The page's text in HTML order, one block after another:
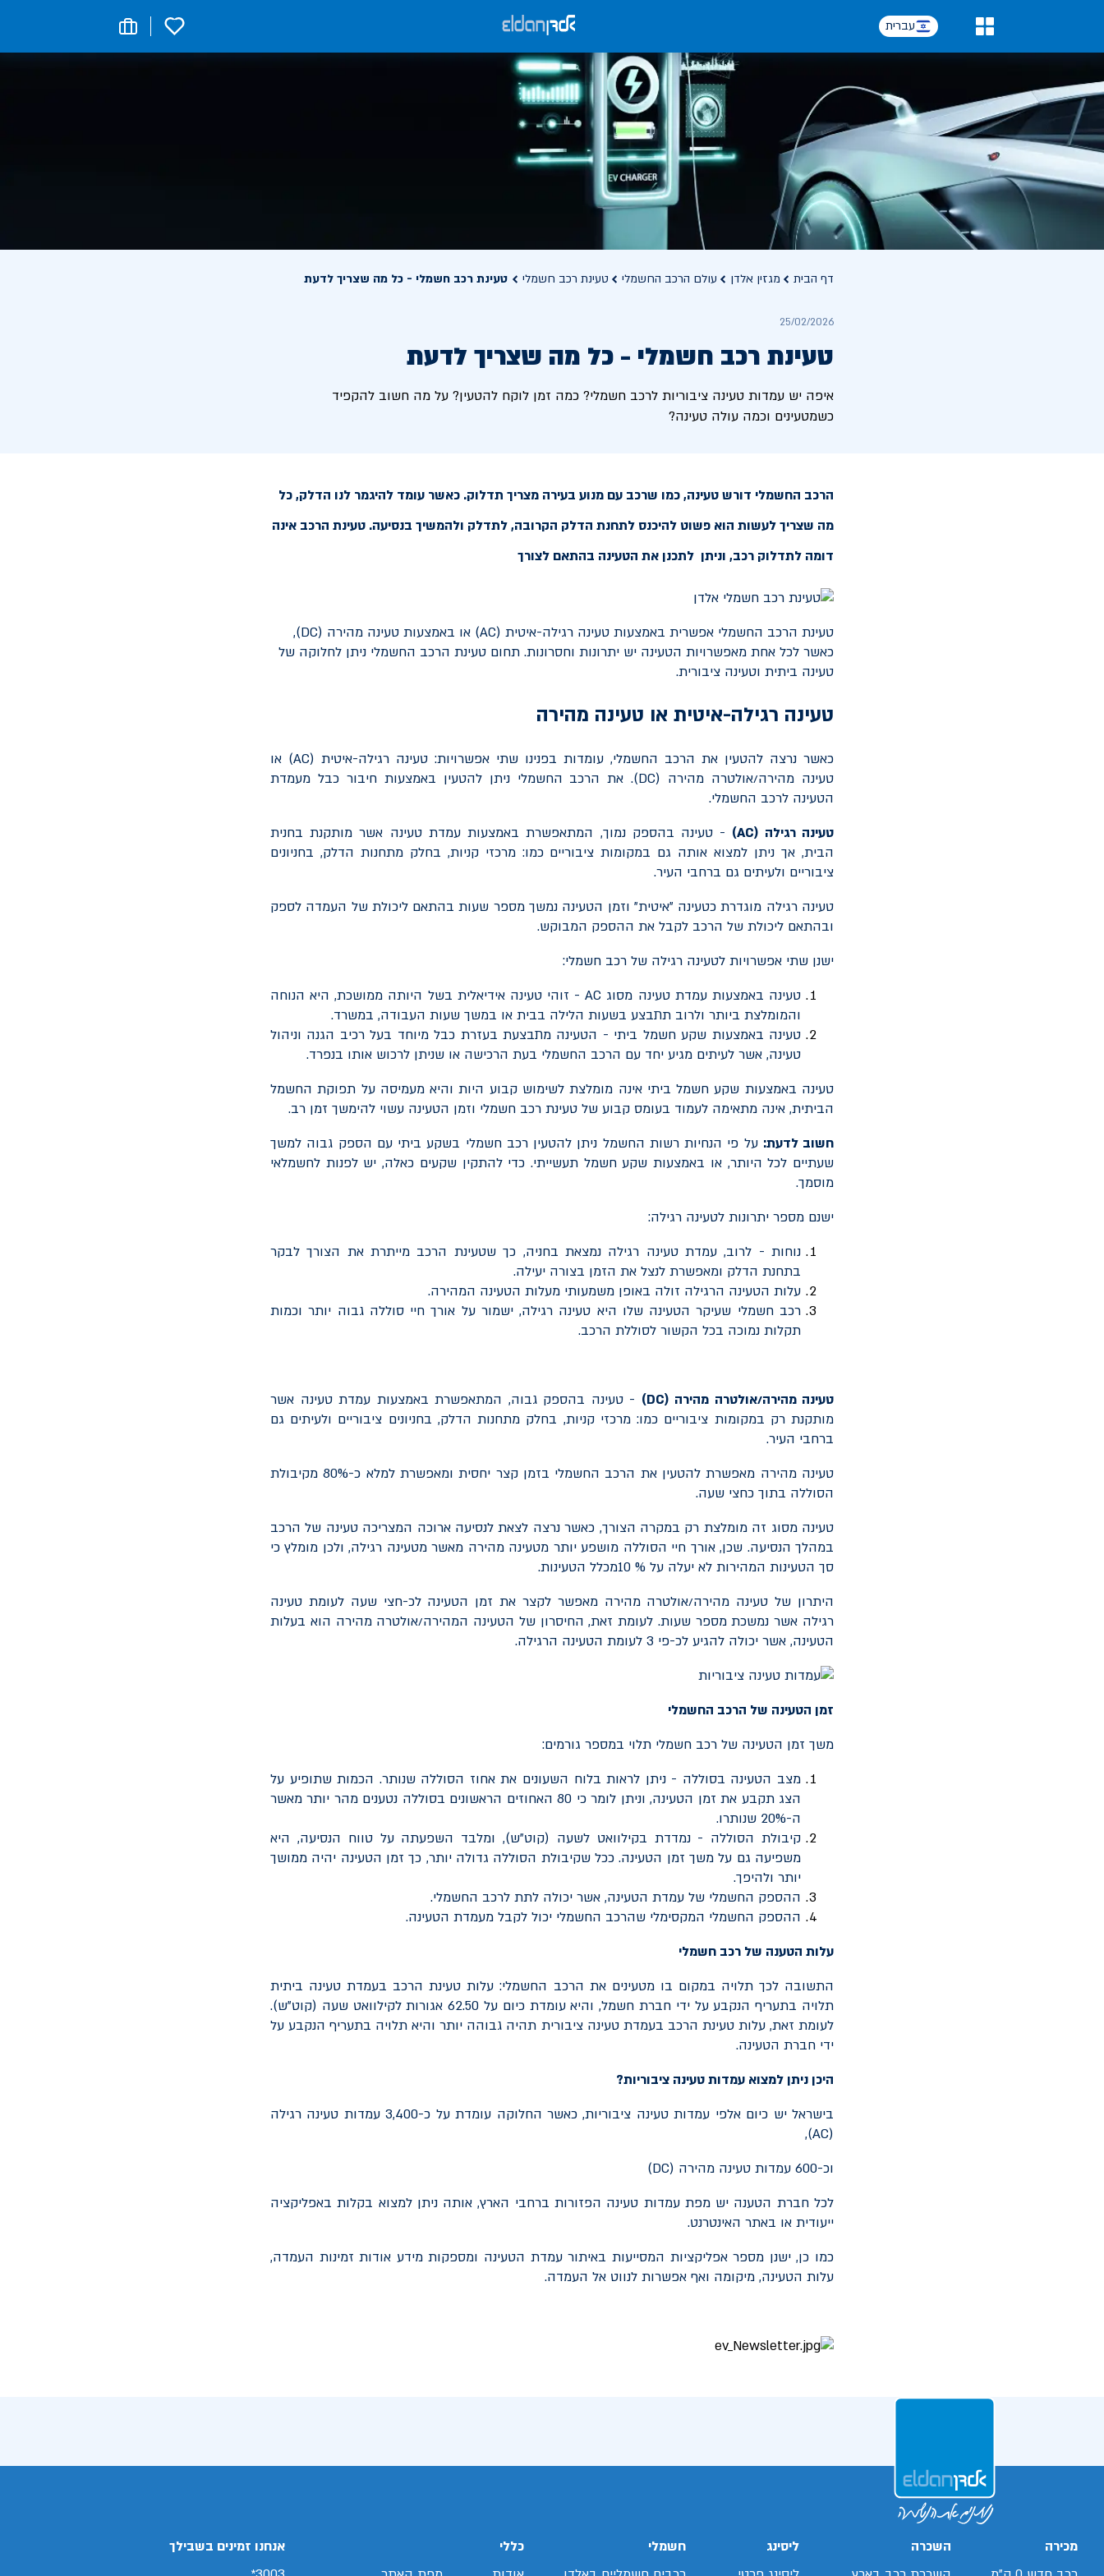
עברית 0
דף הבית מגזין אלדן עולם הרכב החשמלי טעינת רכב חשמלי טעינת רכב חשמלי - כל מה שצריך לדעת
25/02/2026
טעינת רכב חשמלי - כל מה שצריך לדעת
איפה יש עמדות טעינה ציבוריות לרכב חשמלי? כמה זמן לוקח להטעין? על מה חשוב להקפיד
כשמטעינים וכמה עולה טעינה?
הרכב החשמלי דורש טעינה, כמו שרכב עם מנוע בעירה מצריך תדלוק. כאשר עומד להיגמר לנו הדלק, כל
מה שצריך לעשות הוא פשוט להיכנס לתחנת הדלק הקרובה, לתדלק ולהמשיך בנסיעה. טעינת הרכב אינה
דומה לתדלוק רכב, וניתן לתכנן את הטעינה בהתאם לצורך
טעינת הרכב החשמלי אפשרית באמצעות טעינה רגילה-איטית (AC) או באמצעות טעינה מהירה (DC),
כאשר לכל אחת מאפשרויות הטעינה יש יתרונות וחסרונות. תחום טעינת הרכב החשמלי ניתן לחלוקה של
טעינה ביתית וטעינה ציבורית.
טעינה רגילה-איטית או טעינה מהירה
כאשר נרצה להטעין את הרכב החשמלי, עומדות בפנינו שתי אפשרויות: טעינה רגילה-איטית (AC) או
טעינה מהירה/אולטרה מהירה (DC). את הרכב החשמלי ניתן להטעין באמצעות חיבור כבל מעמדת
הטעינה לרכב החשמלי.
טעינה רגילה (AC
) - טעינה בהספק נמוך, המתאפשרת באמצעות עמדת טעינה אשר מותקנת בחנית
הבית, אך ניתן למצוא אותה גם במקומות ציבוריים כמו: מרכזי קניות, בחלק מתחנות הדלק, בחניונים
ציבוריים ולעיתים גם ברחבי העיר.
טעינה רגילה מוגדרת כטעינה "איטית" וזמן הטעינה נמשך מספר שעות בהתאם ליכולת של העמדה לספק
ובהתאם ליכולת של הרכב לקבל את ההספק המבוקש.
ישנן שתי אפשרויות לטעינה רגילה של רכב חשמלי:
טעינה באמצעות עמדת טעינה מסוג AC- זוהי טעינה אידיאלית בשל היותה ממושכת, היא הנוחה
והמומלצת ביותר ולרוב תתבצע בשעות הלילה בבית או במשך שעות העבודה, במשרד.
טעינה באמצעות שקע חשמל ביתי - הטעינה מתבצעת בעזרת כבל מיוחד בעל רכיב הגנה וניהול
טעינה, אשר לעיתים מגיע יחד עם הרכב החשמלי בעת הרכישה או שניתן לרכוש אותו בנפרד.
טעינה באמצעות שקע חשמל ביתי אינה מומלצת לשימוש קבוע היות והיא מעמיסה על תפוקת החשמל
הביתית, אינה מתאימה לעמוד בעומס קבוע של טעינת רכב חשמלי וזמן הטעינה עשוי להימשך זמן רב.
חשוב לדעת: על פי הנחיות רשות החשמל ניתן להטעין רכב חשמלי בשקע ביתי עם הספק גבוה למשך
שעתיים לכל היותר, או באמצעות שקע חשמל תעשייתי. כדי להתקין שקעים כאלה, יש לפנות לחשמלאי
מוסמך.
ישנם מספר יתרונות לטעינה רגילה:
נוחות - לרוב, עמדת טעינה רגילה נמצאת בחניה, כך שטעינת הרכב מייתרת את הצורך לבקר
בתחנת הדלק ומאפשרת לנצל את הזמן בצורה יעילה.
עלות הטעינה הרגילה זולה באופן משמעותי מעלות הטעינה המהירה.
רכב חשמלי שעיקר הטעינה שלו היא טעינה רגילה, ישמור על אורך חיי סוללה גבוה יותר וכמות
תקלות נמוכה בכל הקשור לסוללת הרכב.
טעינה מהירה/אולטרה מהירה (DC
) - טעינה בהספק גבוה, המתאפשרת באמצעות עמדת טעינה אשר
מותקנת רק במקומות ציבוריים כמו: מרכזי קניות, בחלק מתחנות הדלק, בחניונים ציבוריים ולעיתים גם
ברחבי העיר.
טעינה מהירה מאפשרת להטעין את הרכב החשמלי בזמן קצר יחסית ומאפשרת למלא כ-80% מקיבולת
הסוללה בתוך כחצי שעה.
טעינה מסוג זה מומלצת רק במקרה הצורך, כאשר נרצה לצאת לנסיעה ארוכה המצריכה טעינה של הרכב
במהלך הנסיעה. שכן, אורך חיי הסוללה מושפע יותר מטעינה מהירה מאשר מטעינה רגילה, ולכן מומלץ כי
סך הטעינות המהירות לא יעלה על % 10מכלל הטעינות.
היתרון של טעינה מהירה/אולטרה מהירה מאפשר לקצר את זמן הטעינה לכ-חצי שעה לעומת טעינה
רגילה אשר נמשכת מספר שעות. לעומת זאת, החיסרון של הטעינה המהירה/אולטרה מהירה הוא בעלות
הטעינה, אשר יכולה להגיע לכ-פי 3 לעומת הטעינה הרגילה.
זמן הטעינה של הרכב החשמלי
משך זמן הטעינה של רכב חשמלי תלוי במספר גורמים:
מצב הטעינה בסוללה - ניתן לראות בלוח השעונים את אחוז הסוללה שנותר. הכמות שתופיע על
הצג תקבע את זמן הטעינה, וניתן לומר כי 80 האחוזים הראשונים בסוללה נטענים מהר יותר מאשר
ה-20% שנותרו.
קיבולת הסוללה - נמדדת בקילוואט לשעה (קוט"ש), ומלבד השפעתה על טווח הנסיעה, היא
משפיעה גם על משך זמן הטעינה. ככל שקיבולת הסוללה גדולה יותר, כך זמן הטעינה יהיה ממושך
יותר ולהיפך.
ההספק החשמלי של עמדת הטעינה, אשר יכולה לתת לרכב החשמלי.
ההספק החשמלי המקסימלי שהרכב החשמלי יכול לקבל מעמדת הטעינה.
עלות הטענה של רכב חשמלי
התשובה לכך תלויה במקום בו מטעינים את הרכב החשמלי: עלות טעינת הרכב בעמדת טעינה ביתית
תלויה בתעריף הנקבע על ידי חברת חשמל, והיא עומדת כיום על 62.50 אגורות לקילוואט שעה (קוט"ש).
לעומת זאת, עלות טעינת הרכב בעמדת טעינה ציבורית תהיה גבוהה יותר והיא תלויה בתעריף הנקבע על
ידי חברת הטעינה.
היכן ניתן למצוא עמדות טעינה ציבוריות?
בישראל יש כיום אלפי עמדות טעינה ציבוריות, כאשר החלוקה עומדת על כ-3,400 עמדות טעינה רגילה
(AC),
וכ-600 עמדות טעינה מהירה (DC)
לכל חברת הטענה יש מפת עמדות טעינה הפזורות ברחבי הארץ, אותה ניתן למצוא בקלות באפליקציה
ייעודית או באתר האינטרנט.
כמו כן, ישנן מספר אפליקציות המסייעות באיתור עמדת הטעינה ומספקות מידע אודות זמינות העמדה,
עלות הטעינה, מיקומה ואף אפשרות לנווט אל העמדה.
מכירה
השכרה
ליסינג
חשמלי
כללי
אנחנו זמינים בשבילך